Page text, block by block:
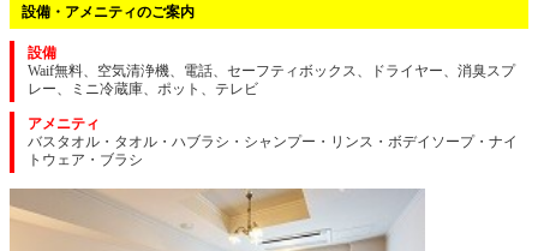
設備・アメニティのご案内
設備
Waif無料、空気清浄機、電話、セーフティボックス、ドライヤー、消臭スプ
レー、ミニ冷蔵庫、ポット、テレビ
アメニティ
バスタオル・タオル・ハブラシ・シャンプー・リンス・ボデイソープ・ナイ
トウェア・ブラシ